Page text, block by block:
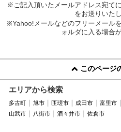
※ご記入頂いたメールアドレス宛て
をお送りいたし
※Yahoo!メールなどのフリーメール
ォルダに入る場合
このページ
エリアから検索
多古町 旭市 匝瑳市 成田市 富里市
山武市
八街市 酒々井市 佐倉市